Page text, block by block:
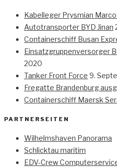
Kabelleger Prysmian
Autotransporter BYD Jinan
Containerschiff Busan
Einsatzgruppenversorger
2020
Tanker Front Force 9.
Fregatte Brandenburg
Containerschiff Maersk
PARTNERSEITEN
Wilhelmshaven Panorama
Schlicktau maritim
EDV-Crew